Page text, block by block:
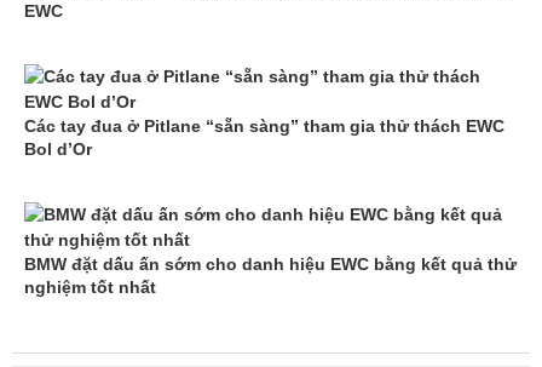
EWC
Các tay đua ở Pitlane “sẵn sàng” tham gia thử thách EWC
Bol d’Or
BMW đặt dấu ấn sớm cho danh hiệu EWC bằng kết quả thử
nghiệm tốt nhất